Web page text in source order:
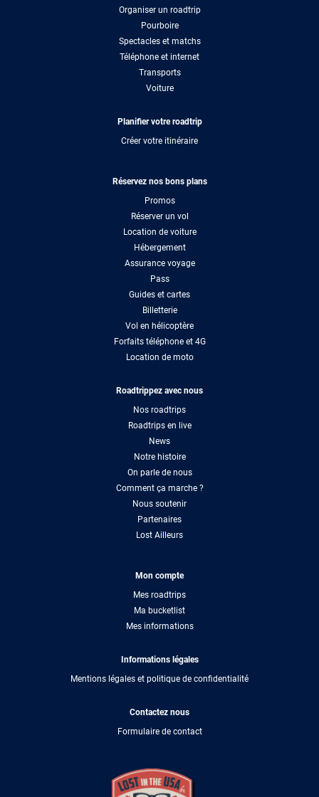
Organiser un roadtrip
Pourboire
Spectacles et matchs
Téléphone et internet
Transports
Voiture
Planifier votre roadtrip
Créer votre itinéraire
Réservez nos bons plans
Promos
Réserver un vol
Location de voiture
Hébergement
Assurance voyage
Pass
Guides et cartes
Billetterie
Vol en hélicoptère
Forfaits téléphone et 4G
Location de moto
Roadtrippez avec nous
Nos roadtrips
Roadtrips en live
News
Notre histoire
On parle de nous
Comment ça marche ?
Nous soutenir
Partenaires
Lost Ailleurs
Mon compte
Mes roadtrips
Ma bucketlist
Mes informations
Informations légales
Mentions légales et politique de confidentialité
Contactez nous
Formulaire de contact